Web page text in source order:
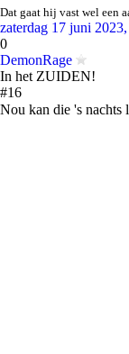
Dat gaat hij vast wel een
zaterdag 17 juni
0
DemonRage
In het ZUIDEN!
#16
Nou kan die 's nachts